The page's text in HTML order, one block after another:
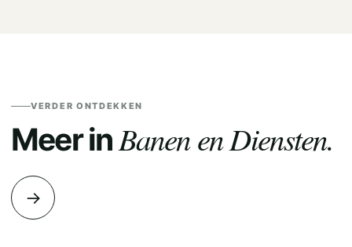
VERDER ONTDEKKEN
Meer inBanen en Diensten.
→